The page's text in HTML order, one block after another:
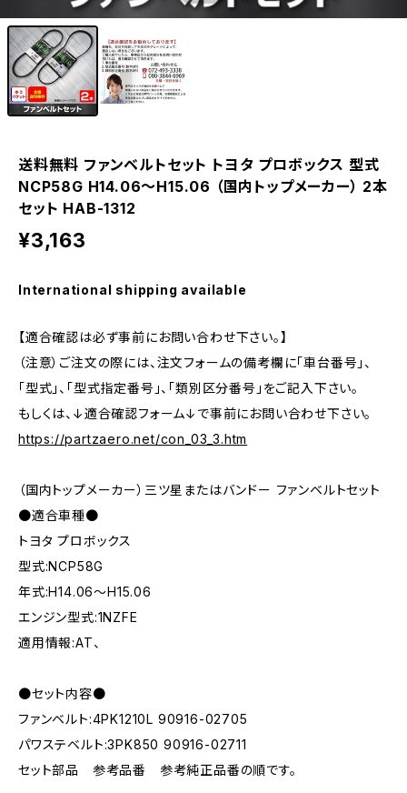
送料無料 ファンベルトセット トヨタ プロボックス 型式
NCP58G H14.06～H15.06 （国内トップメーカー） 2本
セット HAB-1312
¥3,163
International shipping available
【適合確認は必ず事前にお問い合わせ下さい。】
（注意）ご注文の際には、注文フォームの備考欄に「車台番号」、
「型式」、「型式指定番号」、「類別区分番号」をご記入下さい。
もしくは、↓適合確認フォーム↓で事前にお問い合わせ下さい。
https://partzaero.net/con_03_3.htm
（国内トップメーカー）三ツ星またはバンドー ファンベルトセット
●適合車種●
トヨタ プロボックス
型式:NCP58G
年式:H14.06～H15.06
エンジン型式:1NZFE
適用情報:AT、
●セット内容●
ファンベルト:4PK1210L 90916-02705
パワステベルト:3PK850 90916-02711
セット部品 参考品番 参考純正品番の順です。